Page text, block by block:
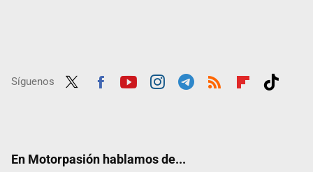
Síguenos
En Motorpasión hablamos de...